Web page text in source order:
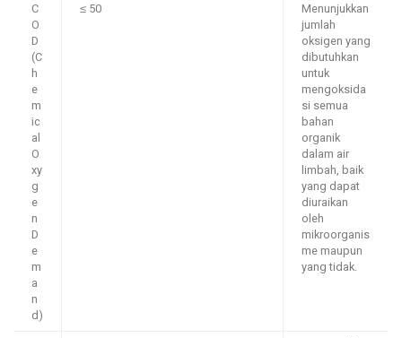
C
O
D
(C
h
e
m
ic
al
O
xy
g
e
n
D
e
m
a
n
d)
≤ 50
Menunjukkan
jumlah
oksigen yang
dibutuhkan
untuk
mengoksida
si semua
bahan
organik
dalam air
limbah, baik
yang dapat
diuraikan
oleh
mikroorganis
me maupun
yang tidak.